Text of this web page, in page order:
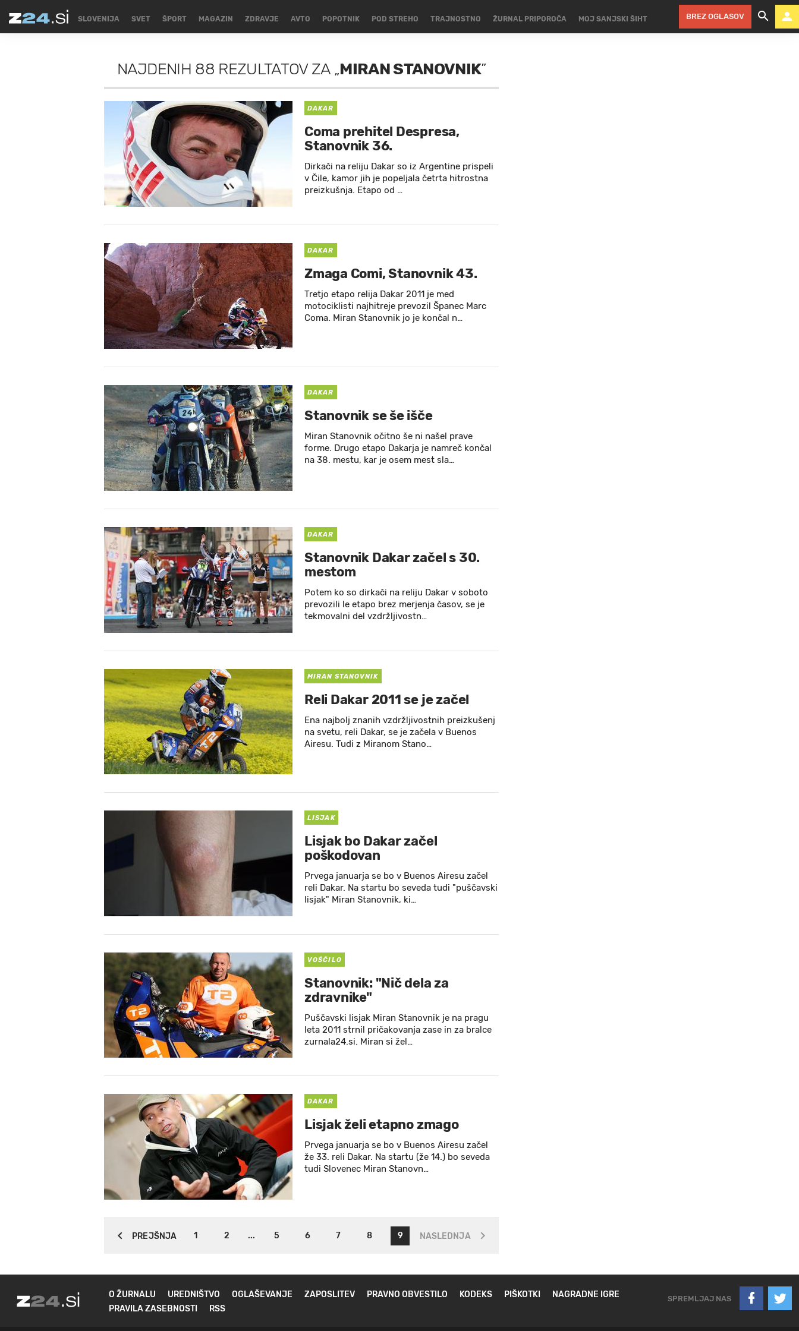
SLOVENIJA SVET ŠPORT MAGAZIN ZDRAVJE AVTO POPOTNIK POD STREHO TRAJNOSTNO ŽURNAL PRIPOROČA MOJ SANJSKI ŠIHT BREZ OGLASOV
NAJDENIH 88 REZULTATOVZA„MIRAN STANOVNIK”
DAKAR
Coma prehitel Despresa,
Stanovnik 36.
Dirkači na reliju Dakar so iz Argentine prispeli
v Čile, kamor jih je popeljala četrta hitrostna
preizkušnja. Etapo od …
DAKAR
Zmaga Comi, Stanovnik 43.
Tretjo etapo relija Dakar 2011 je med
motociklisti najhitreje prevozil Španec Marc
Coma. Miran Stanovnik jo je končal n…
DAKAR
Stanovnik se še išče
Miran Stanovnik očitno še ni našel prave
forme. Drugo etapo Dakarja je namreč končal
na 38. mestu, kar je osem mest sla…
DAKAR
Stanovnik Dakar začel s 30.
mestom
Potem ko so dirkači na reliju Dakar v soboto
prevozili le etapo brez merjenja časov, se je
tekmovalni del vzdržljivostn…
MIRAN STANOVNIK
Reli Dakar 2011 se je začel
Ena najbolj znanih vzdržljivostnih preizkušenj
na svetu, reli Dakar, se je začela v Buenos
Airesu. Tudi z Miranom Stano…
LISJAK
Lisjak bo Dakar začel
poškodovan
Prvega januarja se bo v Buenos Airesu začel
reli Dakar. Na startu bo seveda tudi "puščavski
lisjak" Miran Stanovnik, ki…
VOŠČILO
Stanovnik: "Nič dela za
zdravnike"
Puščavski lisjak Miran Stanovnik je na pragu
leta 2011 strnil pričakovanja zase in za bralce
zurnala24.si. Miran si žel…
DAKAR
Lisjak želi etapno zmago
Prvega januarja se bo v Buenos Airesu začel
že 33. reli Dakar. Na startu (že 14.) bo seveda
tudi Slovenec Miran Stanovn…
PREJŠNJA 1 2 ... 5 6 7 8 9 NASLEDNJA
O ŽURNALU UREDNIŠTVO OGLAŠEVANJE ZAPOSLITEV PRAVNO OBVESTILO KODEKS PIŠKOTKI
NAGRADNE IGRE
PRAVILA ZASEBNOSTI
RSS
SPREMLJAJ NAS